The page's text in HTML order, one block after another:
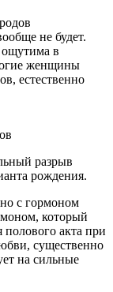
не будет.
ощутима в
женщины
естественно
разрыв
рождения.
с гормоном
который
акта при
существенно
на сильные